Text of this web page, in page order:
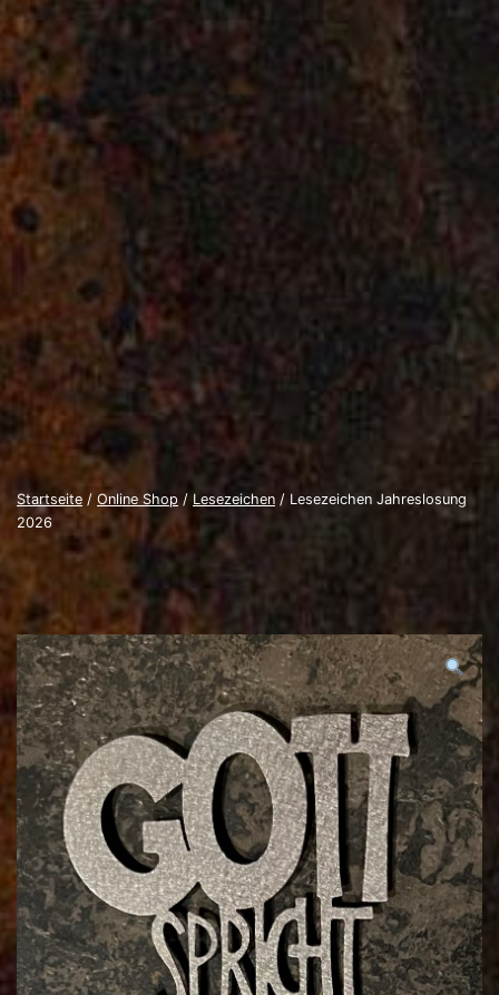
Metall
Startseite / Online Shop / Lesezeichen / Lesezeichen Jahreslosung
2026